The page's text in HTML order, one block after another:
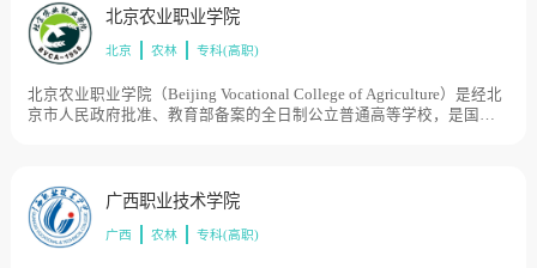
子，学校前身为广西柳州高级农业职业学校，由中国教育家、农学家
马保之创立；1956年学校林业分部独立为广西林业学校，目前学校总
体占地面积18000亩。
北京农业职业学院
北京 农林 专科(高职)
北京农业职业学院（Beijing Vocational College of Agriculture）是经北
京市人民政府批准、教育部备案的全日制公立普通高等学校，是国家
职业学院；2008年7月，被确定为第三批国家示范性高等职业院校建设
单位，目前学校总体占地面积1218亩。
广西职业技术学院
广西 农林 专科(高职)